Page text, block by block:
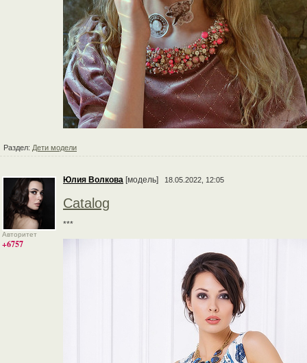
Раздел: Дети модели
Авторитет
+6757
Юлия Волкова [модель] 18.05.2022, 12:05
Catalog
***